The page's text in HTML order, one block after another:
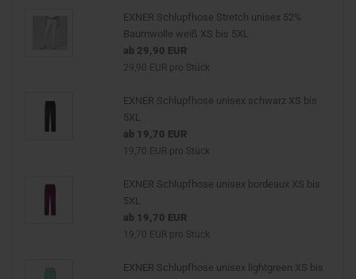
EXNER Schlupfhose Stretch unisex 52%
Baumwolle weiß XS bis 5XL
ab 29,90 EUR
29,90 EUR pro Stück
EXNER Schlupfhose unisex schwarz XS bis
5XL
ab 19,70 EUR
19,70 EUR pro Stück
EXNER Schlupfhose unisex bordeaux XS bis
5XL
ab 19,70 EUR
19,70 EUR pro Stück
EXNER Schlupfhose unisex lightgreen XS bis